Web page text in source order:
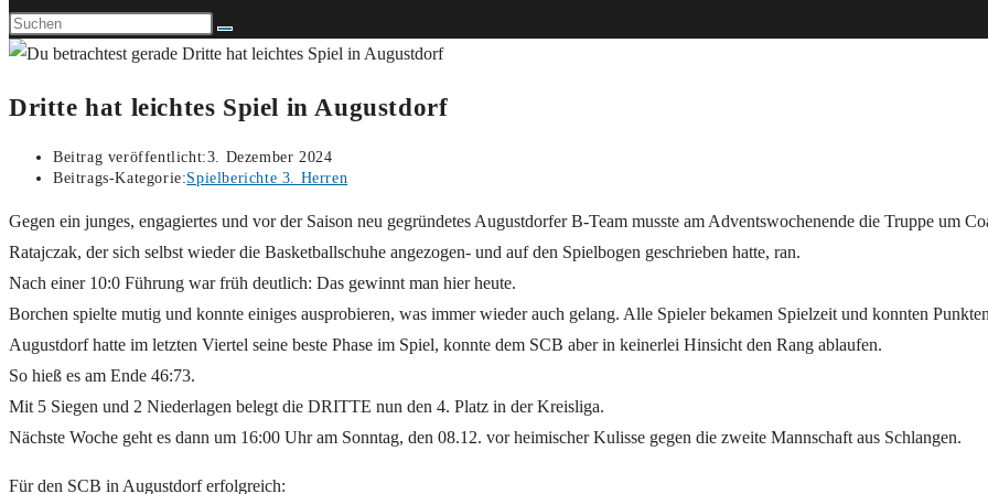
Dritte hat leichtes Spiel in Augustdorf
Beitrag veröffentlicht:3. Dezember 2024
Beitrags-Kategorie:Spielberichte 3. Herren
Gegen ein junges, engagiertes und vor der Saison neu gegründetes Augustdorfer B-Team musste am Adventswochenende die Truppe um
Ratajczak, der sich selbst wieder die Basketballschuhe angezogen- und auf den Spielbogen geschrieben hatte, ran.
Nach einer 10:0 Führung war früh deutlich: Das gewinnt man hier heute.
Borchen spielte mutig und konnte einiges ausprobieren, was immer wieder auch gelang. Alle Spieler bekamen Spielzeit und konnten
Augustdorf hatte im letzten Viertel seine beste Phase im Spiel, konnte dem SCB aber in keinerlei Hinsicht den Rang ablaufen.
So hieß es am Ende 46:73.
Mit 5 Siegen und 2 Niederlagen belegt die DRITTE nun den 4. Platz in der Kreisliga.
Nächste Woche geht es dann um 16:00 Uhr am Sonntag, den 08.12. vor heimischer Kulisse gegen die zweite Mannschaft aus Schlangen.
Für den SCB in Augustdorf erfolgreich: